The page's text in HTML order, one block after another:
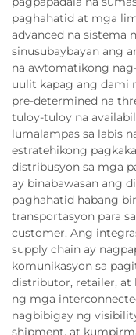
paghahatid at mga
advanced na sistema
sinusubaybayan ang
na awtomatikong
uulit kapag ang dami
pre-determined na
tuloy-tuloy na
lumalampas sa labis
estratehikong
distribusyon sa mga
ay binabawasan ang
paghahatid habang
transportasyon para
customer. Ang
supply chain ay
komunikasyon sa
distributor, retailer,
ng mga
nagbibigay ng
shipment, at